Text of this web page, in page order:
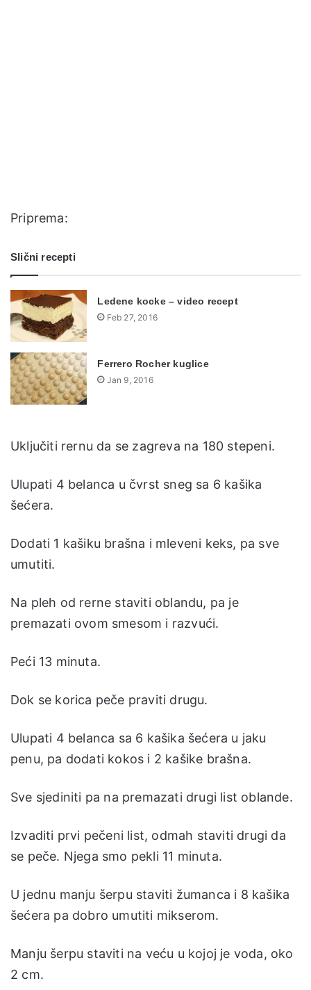
Priprema:
Slični recepti
Ledene kocke – video recept
Feb 27, 2016
Ferrero Rocher kuglice
Jan 9, 2016
Uključiti rernu da se zagreva na 180 stepeni.
Ulupati 4 belanca u čvrst sneg sa 6 kašika
šećera.
Dodati 1 kašiku brašna i mleveni keks, pa sve
umutiti.
Na pleh od rerne staviti oblandu, pa je
premazati ovom smesom i razvući.
Peći 13 minuta.
Dok se korica peče praviti drugu.
Ulupati 4 belanca sa 6 kašika šećera u jaku
penu, pa dodati kokos i 2 kašike brašna.
Sve sjediniti pa na premazati drugi list oblande.
Izvaditi prvi pečeni list, odmah staviti drugi da
se peče. Njega smo pekli 11 minuta.
U jednu manju šerpu staviti žumanca i 8 kašika
šećera pa dobro umutiti mikserom.
Manju šerpu staviti na veću u kojoj je voda, oko
2 cm.